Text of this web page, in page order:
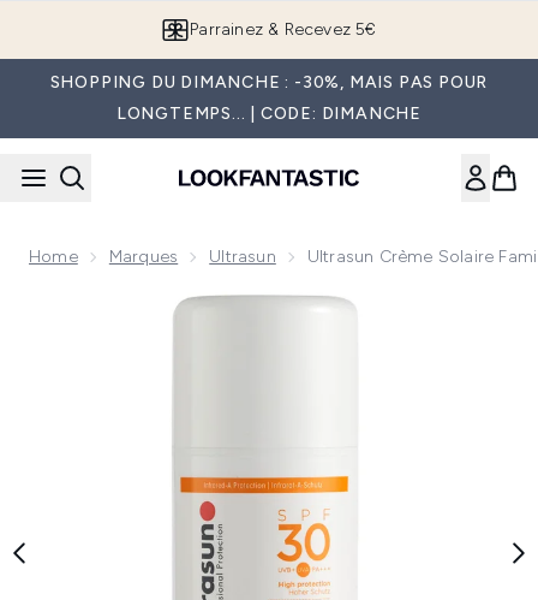
Parrainez & Recevez 5€
SHOPPING DU DIMANCHE : -30%, MAIS PAS POUR
LONGTEMPS... | CODE: DIMANCHE
Home Marques Ultrasun Ultrasun Crème Solaire
Now showing image 1 Ultrasun Crème solaire Family SPF 30